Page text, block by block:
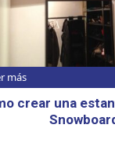
más
crear una